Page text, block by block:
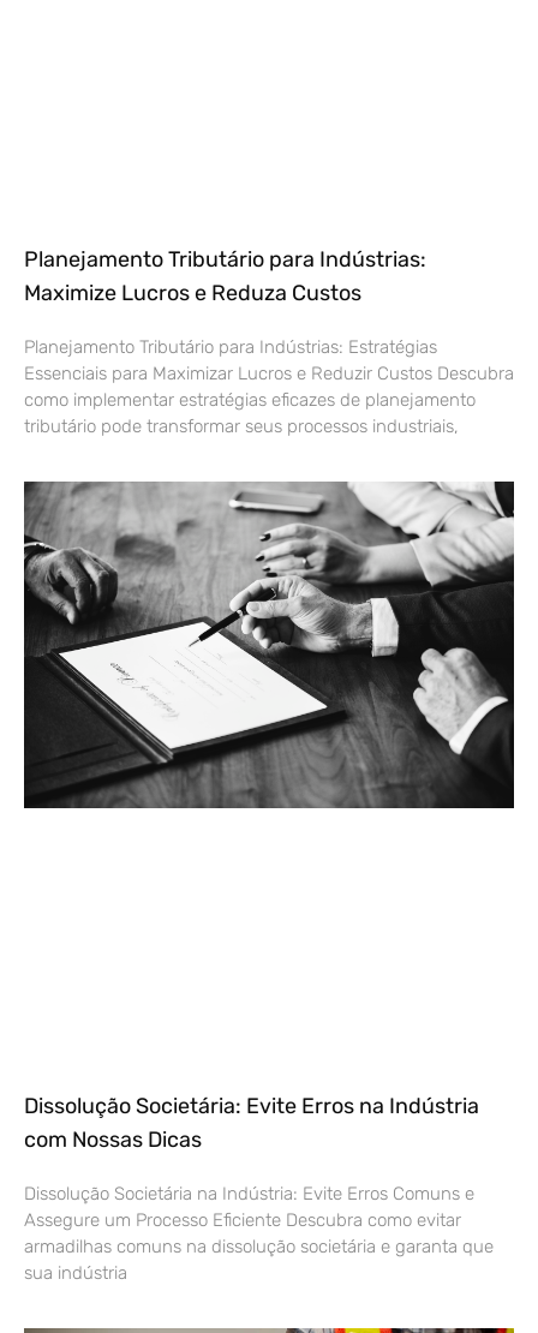
Planejamento Tributário para Indústrias:
Maximize Lucros e Reduza Custos
Planejamento Tributário para Indústrias: Estratégias
Essenciais para Maximizar Lucros e Reduzir Custos Descubra
como implementar estratégias eficazes de planejamento
tributário pode transformar seus processos industriais,
Dissolução Societária: Evite Erros na Indústria
com Nossas Dicas
Dissolução Societária na Indústria: Evite Erros Comuns e
Assegure um Processo Eficiente Descubra como evitar
armadilhas comuns na dissolução societária e garanta que
sua indústria